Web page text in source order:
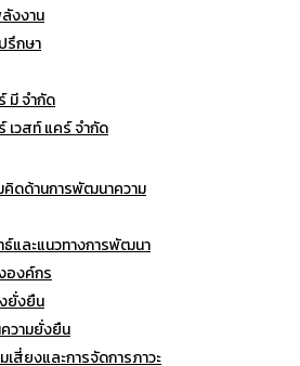
งงาน
รึกษา
มี จำกัด
เวสท์ แคร์ จำกัด
คิดด้านการพัฒนาความ
ธ์และแนวทางการพัฒนา
องค์กร
ยั่งยืน
วามยั่งยืน
เสี่ยงและการจัดการภาวะ